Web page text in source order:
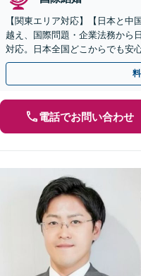
【関東エリア対応】【日本と
越え、国際問題・企業法務から
対応。日本全国どこからでも安
歩を踏み出してみませんか。【
電話でお問い合わせ